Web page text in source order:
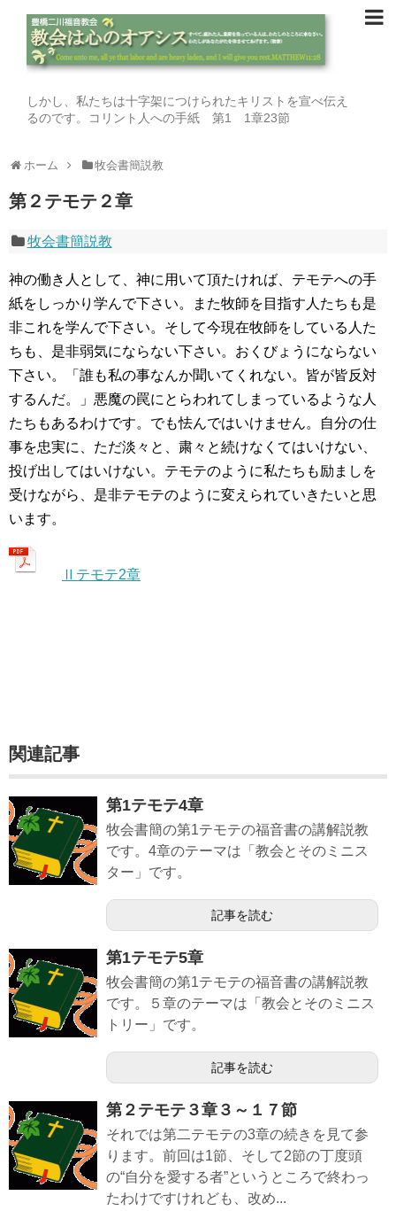
しかし、私たちは十字架につけられたキリストを宣べ伝え
るのです。コリント人への手紙 第1 1章23節
ホーム 牧会書簡説教
第２テモテ２章
牧会書簡説教
神の働き人として、神に用いて頂たければ、テモテへの手
紙をしっかり学んで下さい。また牧師を目指す人たちも是
非これを学んで下さい。そして今現在牧師をしている人た
ちも、是非弱気にならない下さい。おくびょうにならない
下さい。「誰も私の事なんか聞いてくれない。皆が皆反対
するんだ。」悪魔の罠にとらわれてしまっているような人
たちもあるわけです。でも怯んではいけません。自分の仕
事を忠実に、ただ淡々と、粛々と続けなくてはいけない、
投げ出してはいけない。テモテのように私たちも励ましを
受けながら、是非テモテのように変えられていきたいと思
います。
Ⅱテモテ2章
関連記事
第1テモテ4章
牧会書簡の第1テモテの福音書の講解説教
です。4章のテーマは「教会とそのミニス
ター」です。
記事を読む
第1テモテ5章
牧会書簡の第1テモテの福音書の講解説教
です。５章のテーマは「教会とそのミニス
トリー」です。
記事を読む
第２テモテ３章３～１７節
それでは第二テモテの3章の続きを見て参
ります。前回は1節、そして2節の丁度頭
の“自分を愛する者”というところで終わっ
たわけですけれども、改め...